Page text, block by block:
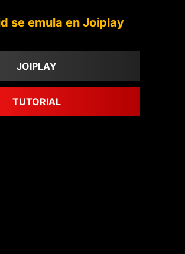
se emula en Joiplay
JOIPLAY
TUTORIAL